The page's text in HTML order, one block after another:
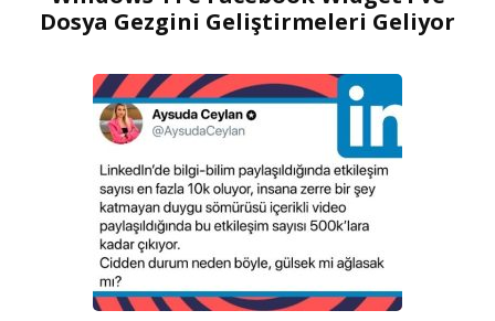
Dosya Gezgini Geliştirmeleri Geliyor